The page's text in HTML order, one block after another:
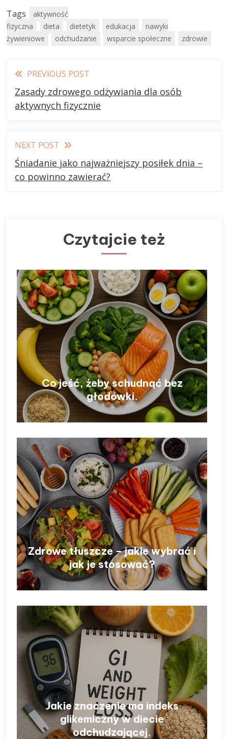
Tags
aktywność
fizyczna
dieta dietetyk edukacja
nawyki
żywieniowe
odchudzanie wsparcie społeczne zdrowie
Read
more
articles
PREVIOUS POST
Zasady zdrowego odżywiania dla osób
aktywnych fizycznie
NEXT POST
Śniadanie jako najważniejszy posiłek dnia –
co powinno zawierać?
Czytajcie też
Co jeść, żeby schudnąć bez
głodówki.
Zdrowe tłuszcze – jakie wybrać i
jak je stosować?
Jakie znaczenie ma indeks
glikemiczny w diecie
odchudzającej.